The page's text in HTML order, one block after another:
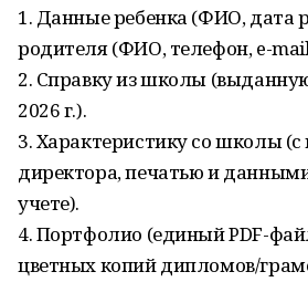
1. Данные ребенка (ФИО, дата
родителя (ФИО, телефон, e-
2. Справку из школы
2026 г.).
3. Характеристику со школы
директора, печатью и
учете).
4. Портфолио (единый PDF-
цветных копий дипломов/